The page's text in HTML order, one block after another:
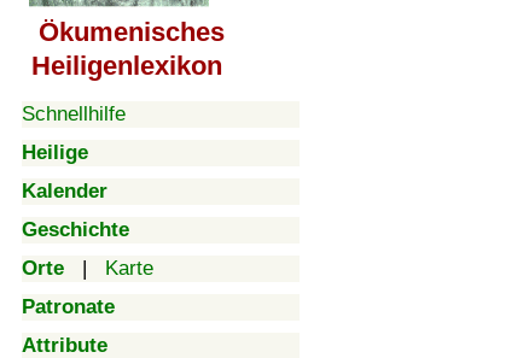
Ökumenisches
Heiligenlexikon
Schnellhilfe
Heilige
Kalender
Geschichte
Orte | Karte
Patronate
Attribute